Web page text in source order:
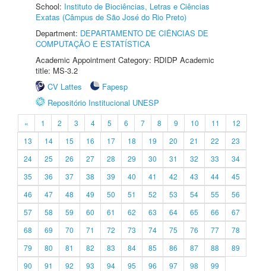
School: Instituto de Biociências, Letras e Ciências
Exatas (Câmpus de São José do Rio Preto)
Department: DEPARTAMENTO DE CIÊNCIAS DE
COMPUTAÇÃO E ESTATÍSTICA
Academic Appointment Category: RDIDP Academic
title: MS-3.2
CV Lattes
Fapesp
Repositório Institucional UNESP
« 1 2 3 4 5 6 7 8 9 10 11
12
13
14 15 16 17 18 19 20 21 22
23
24
25 26 27 28 29 30 31 32 33
34
35
36 37 38 39 40 41 42 43 44
45
46
47 48 49 50 51 52 53 54 55
56
57
58 59 60 61 62 63 64 65 66
67
68
69 70 71 72 73 74 75 76 77
78
79
80 81 82 83 84 85 86 87 88
89
90
91 92 93 94 95 96 97 98
99